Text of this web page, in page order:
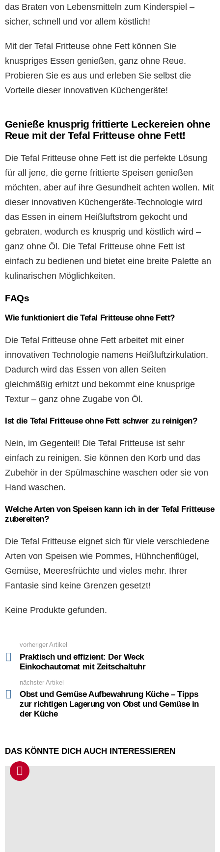
das Braten von Lebensmitteln zum Kinderspiel –
sicher, schnell und vor allem köstlich!
Mit der Tefal Fritteuse ohne Fett können Sie
knuspriges Essen genießen, ganz ohne Reue.
Probieren Sie es aus und erleben Sie selbst die
Vorteile dieser innovativen Küchengeräte!
Genieße knusprig frittierte Leckereien ohne
Reue mit der Tefal Fritteuse ohne Fett!
Die Tefal Fritteuse ohne Fett ist die perfekte Lösung
für all jene, die gerne frittierte Speisen genießen
möchten, aber auf ihre Gesundheit achten wollen. Mit
dieser innovativen Küchengeräte-Technologie wird
das Essen in einem Heißluftstrom gekocht und
gebraten, wodurch es knusprig und köstlich wird –
ganz ohne Öl. Die Tefal Fritteuse ohne Fett ist
einfach zu bedienen und bietet eine breite Palette an
kulinarischen Möglichkeiten.
FAQs
Wie funktioniert die Tefal Fritteuse ohne Fett?
Die Tefal Fritteuse ohne Fett arbeitet mit einer
innovativen Technologie namens Heißluftzirkulation.
Dadurch wird das Essen von allen Seiten
gleichmäßig erhitzt und bekommt eine knusprige
Textur – ganz ohne Zugabe von Öl.
Ist die Tefal Fritteuse ohne Fett schwer zu reinigen?
Nein, im Gegenteil! Die Tefal Fritteuse ist sehr
einfach zu reinigen. Sie können den Korb und das
Zubehör in der Spülmaschine waschen oder sie von
Hand waschen.
Welche Arten von Speisen kann ich in der Tefal Fritteuse
zubereiten?
Die Tefal Fritteuse eignet sich für viele verschiedene
Arten von Speisen wie Pommes, Hühnchenflügel,
Gemüse, Meeresfrüchte und vieles mehr. Ihrer
Fantasie sind keine Grenzen gesetzt!
Keine Produkte gefunden.
more
vorheriger Artikel
Praktisch und effizient: Der Weck
Einkochautomat mit Zeitschaltuhr
nächster Artikel
Obst und Gemüse Aufbewahrung Küche – Tipps
zur richtigen Lagerung von Obst und Gemüse in
der Küche
DAS KÖNNTE DICH AUCH INTERESSIEREN